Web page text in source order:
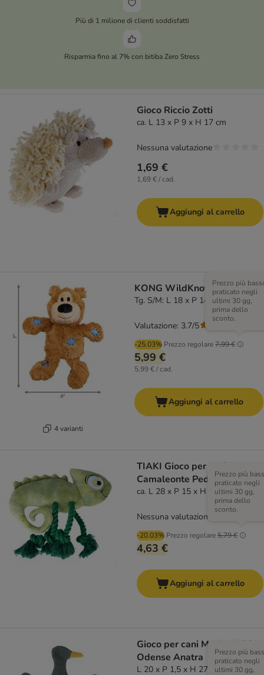
Più di 1 milione di clienti soddisfatti
Risparmia fino al 7% con bitiba Zero Stress
Gioco Riccio Zotti
ca. L 13 x P 9 x H 17 cm
1,69 €
1,69 € / cad.
Nessuna valutazione
Aggiungi al carrello
4 varianti
KONG WildKnots Bears
Tg. S/M: L 18 x P 14 x H 8 cm
-25.03% Prezzo regolare7,99 €
Prezzo più
praticato negli
ultimi 30 gg,
prima dello
sconto.
5,99 €
5,99 € / cad.
Valutazione: 3.7/5
Aggiungi al carrello
TIAKI Gioco per cani
Camaleonte Pedro
ca. L 28 x P 15 x H 6 cm
-20.03% Prezzo regolare5,79 €
Prezzo più
praticato negli
ultimi 30 gg,
prima dello
sconto.
4,63 €
Nessuna valutazione
Aggiungi al carrello
Gioco per cani Modern Living
Odense Anatra
L 20 x P 1,5 x H 27 cm
Prezzo più
praticato negli
ultimi 30 gg,